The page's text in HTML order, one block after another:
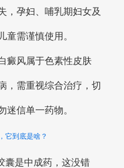
，孕妇、哺乳期妇女及
儿童需谨慎使用。
癜风属于色素性皮肤
，需重视综合治疗，切
迷信单一药物。
它到底是啥？
囊是中成药，这没错